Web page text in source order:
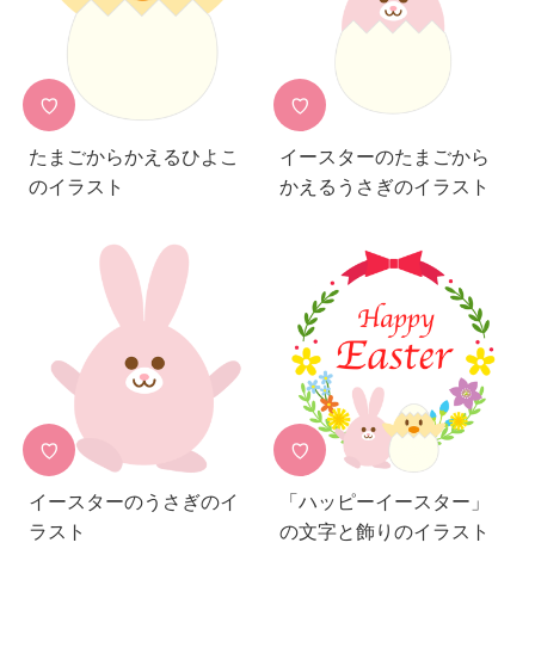
♡
たまごからかえるひよこ
のイラスト
♡
イースターのたまごから
かえるうさぎのイラスト
♡
イースターのうさぎのイ
ラスト
♡
「ハッピーイースター」
の文字と飾りのイラスト